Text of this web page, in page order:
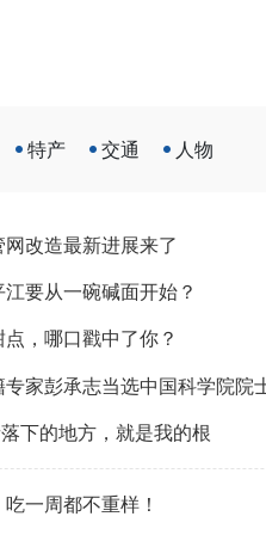
特产 交通 人物
改造最新进展来了
要从一碗碱面开始？
，哪口戳中了你？
家彭承志当选中国科学院院
下的地方，就是我的根
一周都不重样！